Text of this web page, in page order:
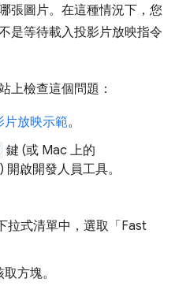
張圖片。在這種情況下，您
是等待載入投影片放映指令
上檢查這個問題：
片放映示範。
鍵 (或 Mac 上的
開啟開發人員工具。
拉式清單中，選取「Fast
取方塊。